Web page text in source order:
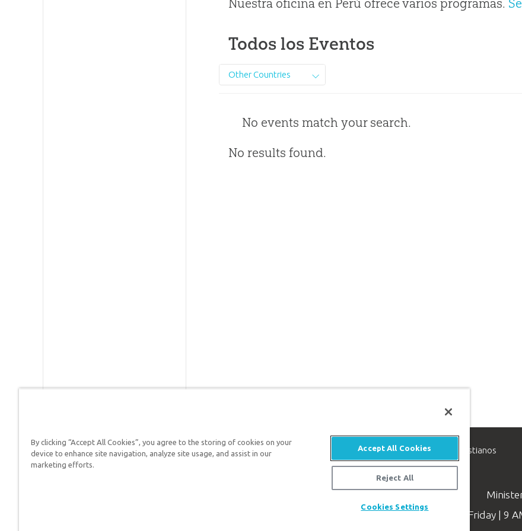
Nuestra oficina en Perú ofrece varios programas.
Todos los Eventos
Other Countries
No events match your search.
No results found.
Respuestas en Génesis es un ministerio de apologética, dedicado a ayudar a los cristianos
defender su fe y proclamar el evangelio de Jesucristo.
Available Monday–Friday | 9
By clicking “Accept All Cookies”, you agree to the storing of cookies on your
device to enhance site navigation, analyze site usage, and assist in our
marketing efforts.
Accept All Cookies
Reject All
Cookies Settings